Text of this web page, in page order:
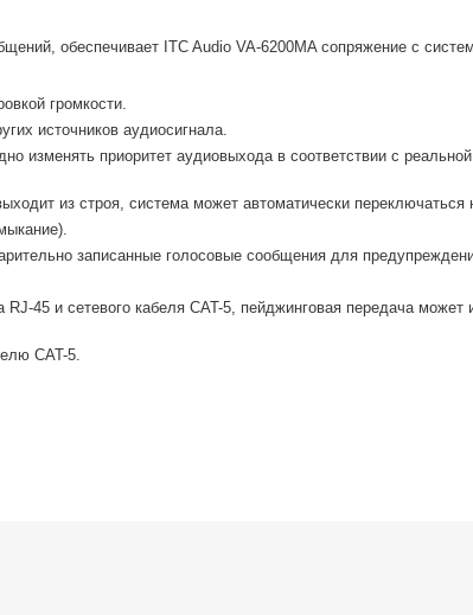
обеспечивает ITC Audio VA-6200MA сопряжение с
громкости.
источников аудиосигнала.
приоритет аудиовыхода в соответствии с реальной
из строя, система может автоматически переключаться
записанные голосовые сообщения для
45 и сетевого кабеля CAT-5, пейджинговая передача
CAT-5.